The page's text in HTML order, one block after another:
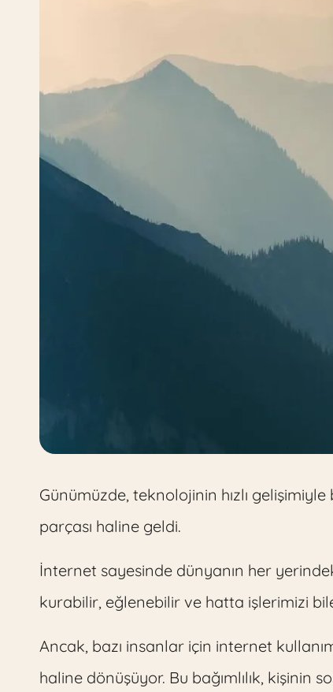
Günümüzde, teknolojinin hızlı
parçası haline geldi.
İnternet sayesinde dünyanın her
kurabilir, eğlenebilir ve hatta işlerimizi
Ancak, bazı insanlar için internet
haline dönüşüyor. Bu bağımlılık, kişinin